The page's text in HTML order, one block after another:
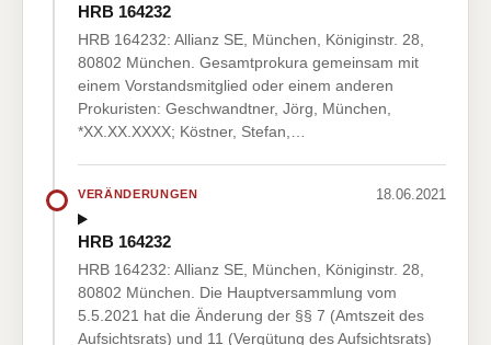
HRB 164232
HRB 164232: Allianz SE, München, Königinstr. 28,
80802 München. Gesamtprokura gemeinsam mit
einem Vorstandsmitglied oder einem anderen
Prokuristen: Geschwandtner, Jörg, München,
*XX.XX.XXXX; Köstner, Stefan,…
VERÄNDERUNGEN 18.06.2021
HRB 164232
HRB 164232: Allianz SE, München, Königinstr. 28,
80802 München. Die Hauptversammlung vom
5.5.2021 hat die Änderung der §§ 7 (Amtszeit des
Aufsichtsrats) und 11 (Vergütung des Aufsichtsrats)